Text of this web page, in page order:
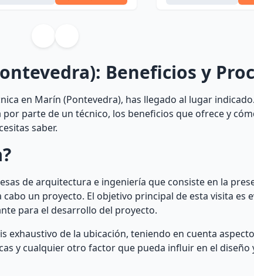
Beneficios y
en Marín (Pontevedra), has llegado al lugar
parte de un técnico, los beneficios que ofrece y
saber.
de arquitectura e ingeniería que consiste en la
un proyecto. El objetivo principal de esta visita es
para el desarrollo del proyecto.
exhaustivo de la ubicación, teniendo en cuenta
y cualquier otro factor que pueda influir en el diseño